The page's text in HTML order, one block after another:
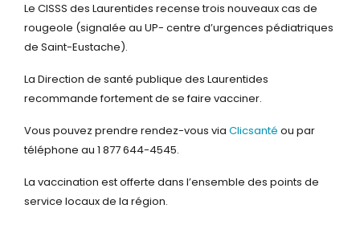
Le CISSS des Laurentides recense trois nouveaux cas de
rougeole (signalée au UP- centre d’urgences pédiatriques
de Saint-Eustache).
La Direction de santé publique des Laurentides
recommande fortement de se faire vacciner.
Vous pouvez prendre rendez-vous via Clicsanté ou par
téléphone au 1 877 644-4545.
La vaccination est offerte dans l’ensemble des points de
service locaux de la région.